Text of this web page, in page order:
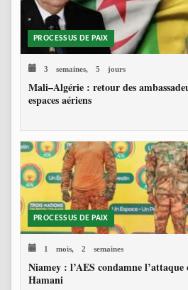
PROCESSUS DE PAIX
3 semaines, 5 jours
Mali–Algérie : retour des
espaces aériens
PROCESSUS DE PAIX
1 mois, 2 semaines
Niamey : l’AES condamne
Hamani